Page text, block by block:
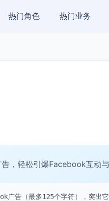
热门角色 热门业务
，轻松引爆Facebook互动与
广告（最多125个字符），突